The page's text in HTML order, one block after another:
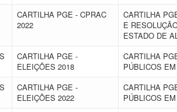
CARTILHA PGE - CPRAC
2022
CARTILHA
E
ESTADO DE
CARTILHA PGE -
ELEIÇÕES 2018
CARTILHA
PÚBLICOS
CARTILHA PGE -
ELEIÇÕES 2022
CARTILHA
PÚBLICOS